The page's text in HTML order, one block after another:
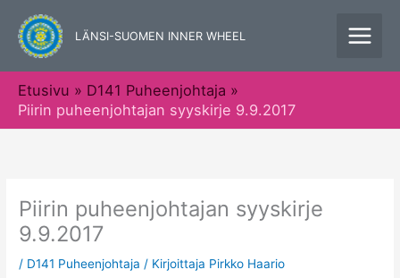
sisältöön
LÄNSI-SUOMEN INNER WHEEL
Etusivu
D141 Puheenjohtaja
Piirin puheenjohtajan syyskirje 9.9.2017
Piirin puheenjohtajan syyskirje
9.9.2017
/ D141 Puheenjohtaja / Kirjoittaja Pirkko Haario